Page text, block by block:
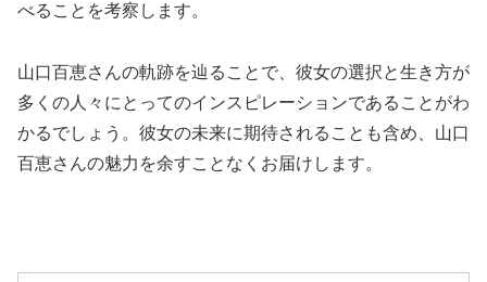
べることを考察します。
山口百恵さんの軌跡を辿ることで、彼女の選択と生き方が
多くの人々にとってのインスピレーションであることがわ
かるでしょう。彼女の未来に期待されることも含め、山口
百恵さんの魅力を余すことなくお届けします。